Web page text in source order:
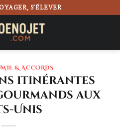
S’ÉLEVER
& ACCORDS
itinérantes
aux
Unis